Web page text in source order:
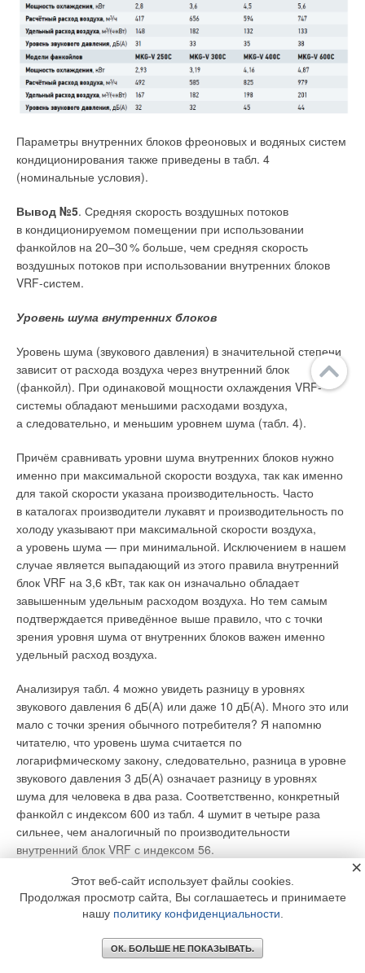
Параметры внутренних блоков фреоновых и водяных систем
кондиционирования также приведены в табл. 4
(номинальные условия).
Вывод №5. Средняя скорость воздушных потоков
в кондиционируемом помещении при использовании
фанкойлов на 20–30% больше, чем средняя скорость
воздушных потоков при использовании внутренних блоков
VRF-систем.
Уровень шума внутренних блоков
Уровень шума (звукового давления) в значительной степени
зависит от расхода воздуха через внутренний блок
(фанкойл). При одинаковой мощности охлаждения VRF-
системы обладают меньшими расходами воздуха,
а следовательно, и меньшим уровнем шума (табл. 4).
Причём сравнивать уровни шума внутренних блоков нужно
именно при максимальной скорости воздуха, так как именно
для такой скорости указана производительность. Часто
в каталогах производители лукавят и производительность по
холоду указывают при максимальной скорости воздуха,
а уровень шума — при минимальной. Исключением в нашем
случае является выпадающий из этого правила внутренний
блок VRF на 3,6 кВт, так как он изначально обладает
завышенным удельным расходом воздуха. Но тем самым
подтверждается приведённое выше правило, что с точки
зрения уровня шума от внутренних блоков важен именно
удельный расход воздуха.
Анализируя табл. 4 можно увидеть разницу в уровнях
звукового давления 6 дБ(А) или даже 10 дБ(А). Много это или
мало с точки зрения обычного потребителя? Я напомню
читателю, что уровень шума считается по
логарифмическому закону, следовательно, разница в уровне
звукового давления 3 дБ(А) означает разницу в уровнях
шума для человека в два раза. Соответственно, конкретный
фанкойл с индексом 600 из табл. 4 шумит в четыре раза
сильнее, чем аналогичный по производительности
внутренний блок VRF с индексом 56.
Вывод №6. Уровень шума внутренних блоков VRF-систем
меньше уровня шума фанкойлов при равной
холодопроизводительности.
Этот веб-сайт использует файлы cookies.
Продолжая просмотр сайта, Вы соглашаетесь и принимаете
нашу политику конфиденциальности
ОК. БОЛЬШЕ НЕ ПОКАЗЫВАТЬ.
×